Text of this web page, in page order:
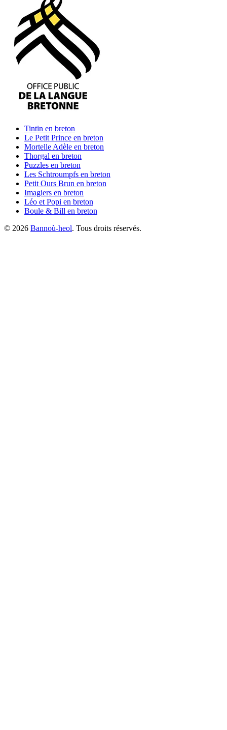
Tintin en breton
Le Petit Prince en breton
Mortelle Adèle en breton
Thorgal en breton
Puzzles en breton
Les Schtroumpfs en breton
Petit Ours Brun en breton
Imagiers en breton
Léo et Popi en breton
Boule & Bill en breton
© 2026 Bannoù-heol. Tous droits réservés.